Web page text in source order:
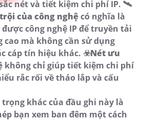
nét và tiết kiệm chi phí IP. 🛰
của công nghệcó nghĩa là
công nghệ IP để truyền tải
mà không cần sử dụng
cáp tín hiệu khác. ☣️Nét ưu
không chỉ giúp tiết kiệm chi phí
rắc rối về tháo lắp và cấu
khác của đầu ghi này là
bạn xem ban đêm một cách